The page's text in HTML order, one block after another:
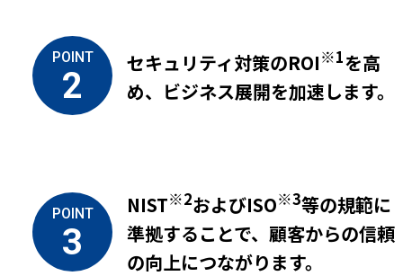
POINT
2
セキュリティ対策のROI※1を高
め、ビジネス展開を加速します。
POINT
3
NIST※2およびISO※3等の規範に
準拠することで、顧客からの信頼
の向上につながります。